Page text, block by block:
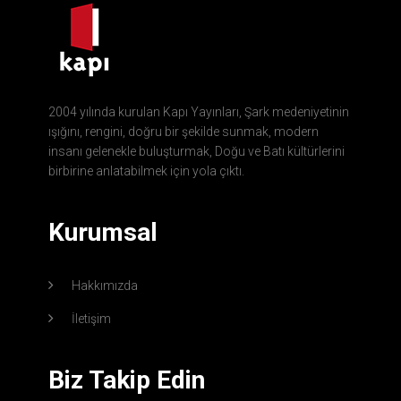
2004 yılında kurulan Kapı Yayınları, Şark medeniyetinin
ışığını, rengini, doğru bir şekilde sunmak, modern
insanı gelenekle buluşturmak, Doğu ve Batı kültürlerini
birbirine anlatabilmek için yola çıktı.
Kurumsal
Hakkımızda
İletişim
Biz Takip Edin